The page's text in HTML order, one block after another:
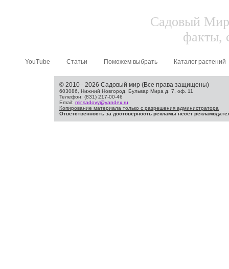
Садовый
факты,
YouTube Статьи Поможем выбрать Каталог растений
© 2010 - 2026 Садовый мир (Все права защищены)
603086, Нижний Новгород, Бульвар Мира д. 7, оф. 11
Телефон: (831) 217-00-46
Email: mir.sadovy@yandex.ru
Копирование материала только с разрешения администратора
Ответственность за достоверность рекламы несет